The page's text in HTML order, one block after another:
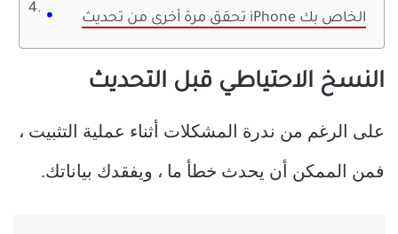
تحقق مرة أخرى من تحديث iPhone الخاص بك
النسخ الاحتياطي قبل التحديث
على الرغم من ندرة المشكلات أثناء عملية التثبيت ،
فمن الممكن أن يحدث خطأ ما ، ويفقدك بياناتك.